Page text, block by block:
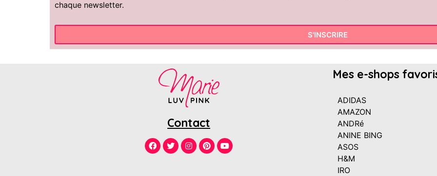
chaque newsletter.
S'INSCRIRE
Contact
Mes e-shops
ADIDAS
AMAZON
ANDRé
ANINE BING
ASOS
H&M
IRO